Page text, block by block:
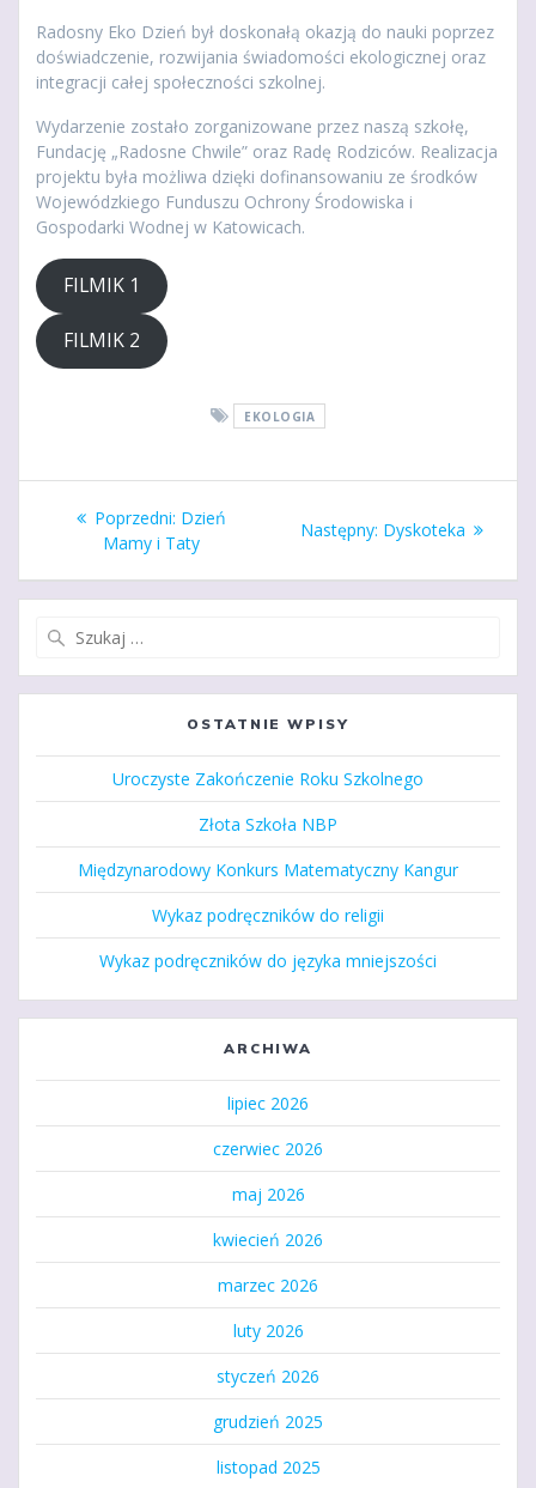
Radosny Eko Dzień był doskonałą okazją do nauki poprzez
doświadczenie, rozwijania świadomości ekologicznej oraz
integracji całej społeczności szkolnej.
Wydarzenie zostało zorganizowane przez naszą szkołę,
Fundację „Radosne Chwile” oraz Radę Rodziców. Realizacja
projektu była możliwa dzięki dofinansowaniu ze środków
Wojewódzkiego Funduszu Ochrony Środowiska i
Gospodarki Wodnej w Katowicach.
FILMIK 1
FILMIK 2
EKOLOGIA
Nawigacja
wpisu
Poprzedni: Poprzedni
wpis:
Dzień
Mamy i Taty
Następny: Następny
Dyskoteka
OSTATNIE WPISY
Uroczyste Zakończenie Roku Szkolnego
Złota Szkoła NBP
Międzynarodowy Konkurs Matematyczny Kangur
Wykaz podręczników do religii
Wykaz podręczników do języka mniejszości
ARCHIWA
lipiec 2026
czerwiec 2026
maj 2026
kwiecień 2026
marzec 2026
luty 2026
styczeń 2026
grudzień 2025
listopad 2025